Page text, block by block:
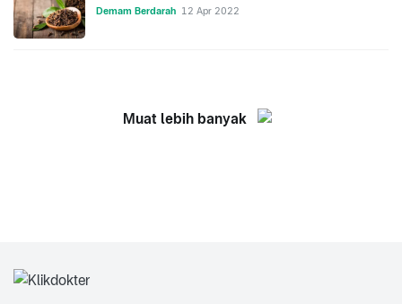
Demam Berdarah 12 Apr 2022
Muat lebih banyak